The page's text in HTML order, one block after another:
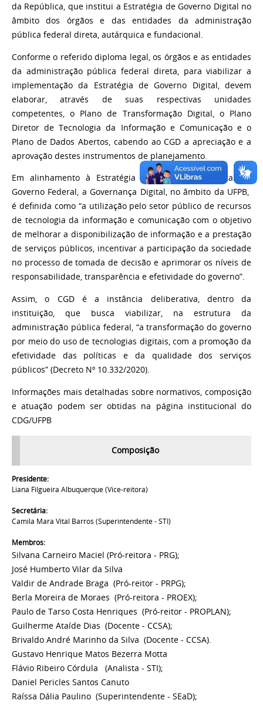
da República, que institui a Estratégia de Governo Digital no
âmbito dos órgãos e das entidades da administração
pública federal direta, autárquica e fundacional.
Conforme o referido diploma legal, os órgãos e as entidades
da administração pública federal direta, para viabilizar a
implementação da Estratégia de Governo Digital, devem
elaborar, através de suas respectivas unidades
competentes, o Plano de Transformação Digital, o Plano
Diretor de Tecnologia da Informação e Comunicação e o
Plano de Dados Abertos, cabendo ao CGD a apreciação e a
aprovação destes instrumentos de planejamento.
Em alinhamento à Estratégia de Governança Digital do
Governo Federal, a Governança Digital, no âmbito da UFPB,
é definida como “a utilização pelo setor público de recursos
de tecnologia da informação e comunicação com o objetivo
de melhorar a disponibilização de informação e a prestação
de serviços públicos, incentivar a participação da sociedade
no processo de tomada de decisão e aprimorar os níveis de
responsabilidade, transparência e efetividade do governo”.
Assim, o CGD é a instância deliberativa, dentro da
instituição, que busca viabilizar, na estrutura da
administração pública federal, “a transformação do governo
por meio do uso de tecnologias digitais, com a promoção da
efetividade das políticas e da qualidade dos serviços
públicos” (Decreto Nº 10.332/2020).
Informações mais detalhadas sobre normativos, composição
e atuação podem ser obtidas na página institucional do
CDG/UFPB
Composição
Presidente:
Liana Filgueira Albuquerque (Vice-reitora)
Secretária:
Camila Mara Vital Barros (Superintendente - STI)
Membros:
Silvana Carneiro Maciel (Pró-reitora - PRG);
José Humberto Vilar da Silva
Valdir de Andrade Braga (Pró-reitor - PRPG);
Berla Moreira de Moraes (Pró-reitora - PROEX);
Paulo de Tarso Costa Henriques (Pró-reitor - PROPLAN);
Guilherme Ataíde Dias (Docente - CCSA);
Brivaldo André Marinho da Silva (Docente - CCSA).
Gustavo Henrique Matos Bezerra Motta
Flávio Ribeiro Córdula
(Analista - STI);
Daniel Pericles Santos Canuto
Raíssa Dália Paulino (Superintendente - SEaD);